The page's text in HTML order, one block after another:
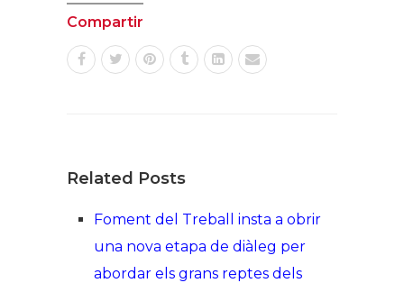
Compartir
Related Posts
Foment del Treball insta a obrir
una nova etapa de diàleg per
abordar els grans reptes dels